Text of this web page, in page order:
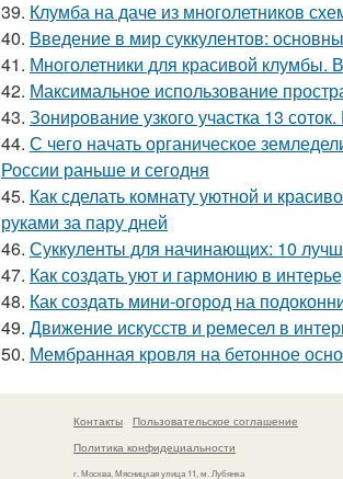
39. Клумба на даче из многолетников
40. Введение в мир суккулентов:
41. Многолетники для красивой клумбы.
42. Максимальное использование
43. Зонирование узкого участка 13
44. С чего начать органическое
России раньше и сегодня
45. Как сделать комнату уютной и
руками за пару дней
46. Суккуленты для начинающих: 10
47. Как создать уют и гармонию в
48. Как создать мини-огород на
49. Движение искусств и ремесел в
50. Мембранная кровля на бетонное
Контакты
Пользовательское соглашение
Политика конфидециальности
г. Москва, Мясницкая улица 11, м. Лубянка